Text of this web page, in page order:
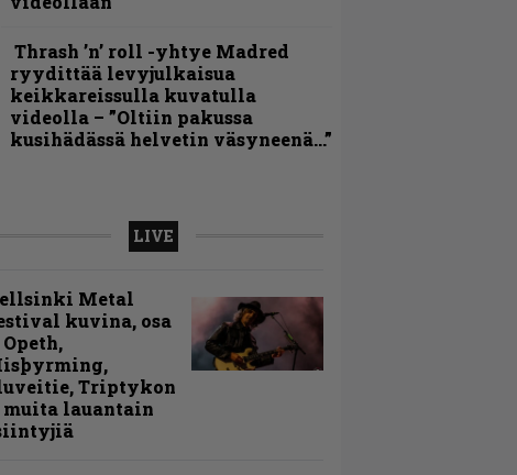
Thrash ’n’ roll -yhtye Madred
ryydittää levyjulkaisua
keikkareissulla kuvatulla
videolla – ”Oltiin pakussa
kusihädässä helvetin väsyneenä…”
LIVE
Metal
kuvina, osa
Opeth,
Triptykon
muita lauantain